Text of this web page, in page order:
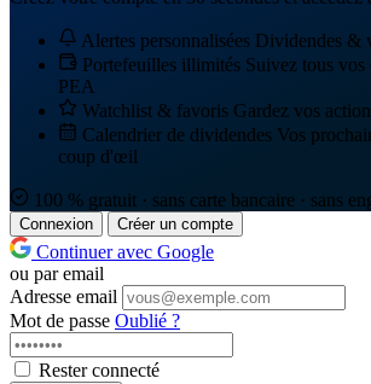
Alertes personnalisées Dividendes &
Portefeuilles illimités Suivez tous
PEA
Watchlist & favoris Gardez vos
Calendrier de dividendes Vos
coup d'œil
100 % gratuit · sans carte bancaire · sans
Connexion Créer un compte
Continuer avec Google
ou par email
Adresse email
Mot de passe Oublié ?
Rester connecté